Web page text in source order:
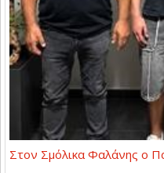
Στον Σμόλικα Φαλάνης ο